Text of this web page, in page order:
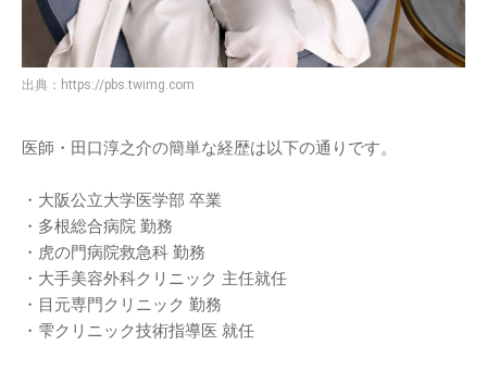
出典： https://pbs.twimg.com
医師・田口淳之介の簡単な経歴は以下の通りです。
・大阪公立大学医学部 卒業
・多根総合病院 勤務
・虎の門病院救急科 勤務
・大手美容外科クリニック 主任就任
・目元専門クリニック 勤務
・雫クリニック技術指導医 就任